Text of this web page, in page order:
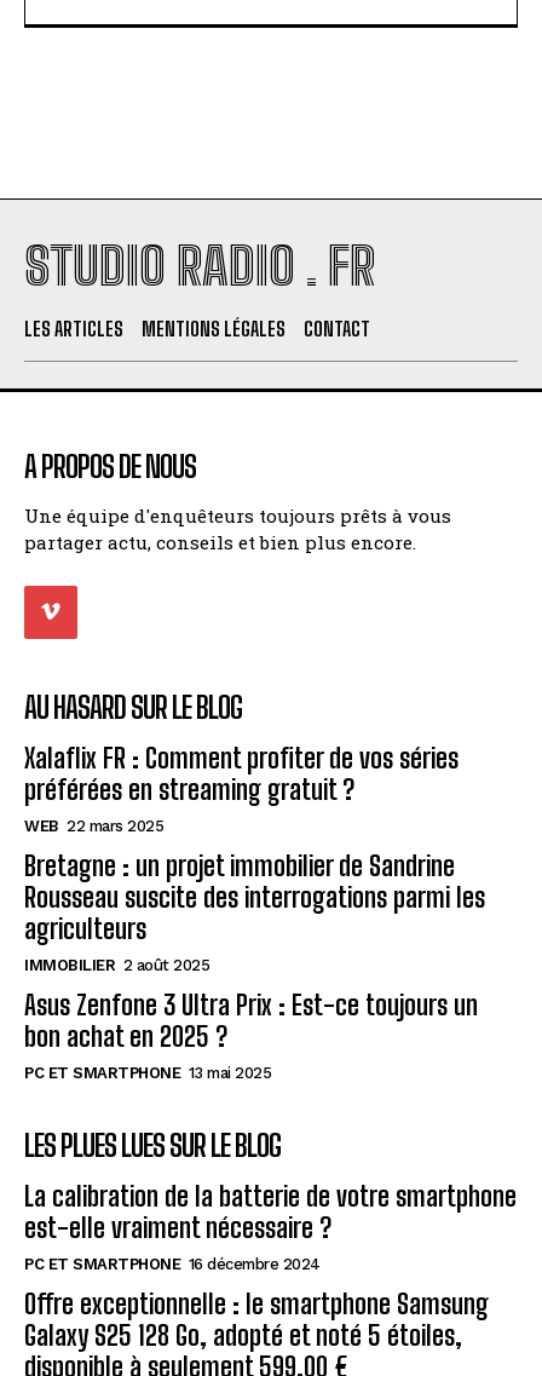
STUDIO RADIO . FR
LES ARTICLES MENTIONS LÉGALES CONTACT
A PROPOS DE NOUS
Une équipe d'enquêteurs toujours prêts à vous
partager actu, conseils et bien plus encore.
AU HASARD SUR LE BLOG
Xalaflix FR : Comment profiter de vos séries
préférées en streaming gratuit ?
WEB 22 mars 2025
Bretagne : un projet immobilier de Sandrine
Rousseau suscite des interrogations parmi les
agriculteurs
IMMOBILIER 2 août 2025
Asus Zenfone 3 Ultra Prix : Est-ce toujours un
bon achat en 2025 ?
PC ET SMARTPHONE 13 mai 2025
LES PLUES LUES SUR LE BLOG
La calibration de la batterie de votre smartphone
est-elle vraiment nécessaire ?
PC ET SMARTPHONE 16 décembre 2024
Offre exceptionnelle : le smartphone Samsung
Galaxy S25 128 Go, adopté et noté 5 étoiles,
disponible à seulement 599,00 €